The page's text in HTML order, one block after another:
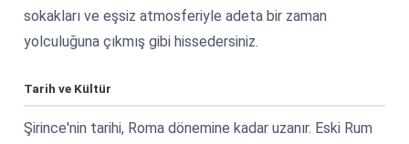
sokakları ve eşsiz atmosferiyle adeta bir zaman
yolculuğuna çıkmış gibi hissedersiniz.
Tarih ve Kültür
Şirince'nin tarihi, Roma dönemine kadar uzanır. Eski Rum